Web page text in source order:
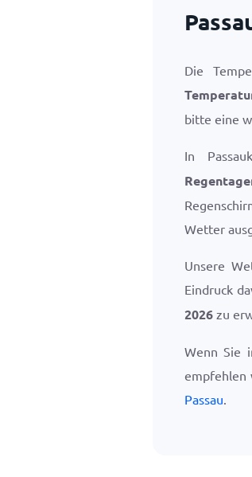
Die
bitte eine
In
Wetter
Unsere
Eindruck
2026 zu
Wenn Sie
empfehlen
Passau.